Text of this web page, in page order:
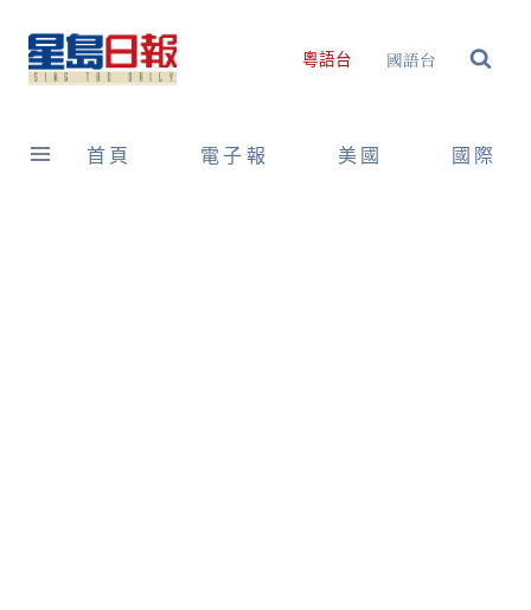
content
粵語台 國語台
首頁 電子報 美國 國際